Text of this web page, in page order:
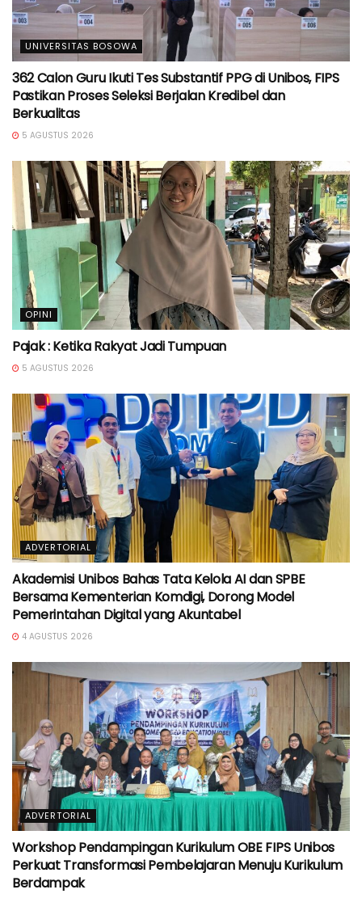
UNIVERSITAS BOSOWA
362 Calon Guru Ikuti Tes Substantif PPG di Unibos, FIPS
Pastikan Proses Seleksi Berjalan Kredibel dan
Berkualitas
5 AGUSTUS 2026
OPINI
Pajak : Ketika Rakyat Jadi Tumpuan
5 AGUSTUS 2026
ADVERTORIAL
Akademisi Unibos Bahas Tata Kelola AI dan SPBE
Bersama Kementerian Komdigi, Dorong Model
Pemerintahan Digital yang Akuntabel
4 AGUSTUS 2026
ADVERTORIAL
Workshop Pendampingan Kurikulum OBE FIPS Unibos
Perkuat Transformasi Pembelajaran Menuju Kurikulum
Berdampak